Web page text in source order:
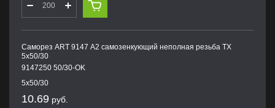
Саморез ART 9147 А2 самозенкующий неполная резьба TX
5х50/30
9147250 50/30-OK
5х50/30
10.69 руб.